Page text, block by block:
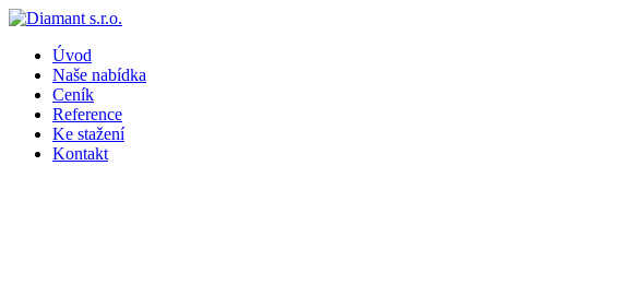
Úvod
Naše nabídka
Ceník
Reference
Ke stažení
Kontakt